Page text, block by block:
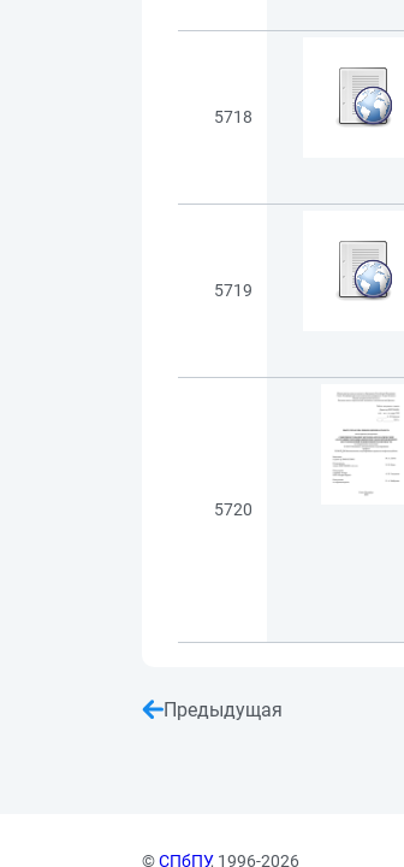
5718
5719
5720
Предыдущая
©СПбПУ, 1996-2026